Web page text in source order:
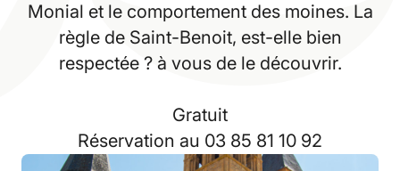
Monial et le comportement des moines. La
règle de Saint-Benoit, est-elle bien
respectée ? à vous de le découvrir.
Gratuit
Réservation au 03 85 81 10 92